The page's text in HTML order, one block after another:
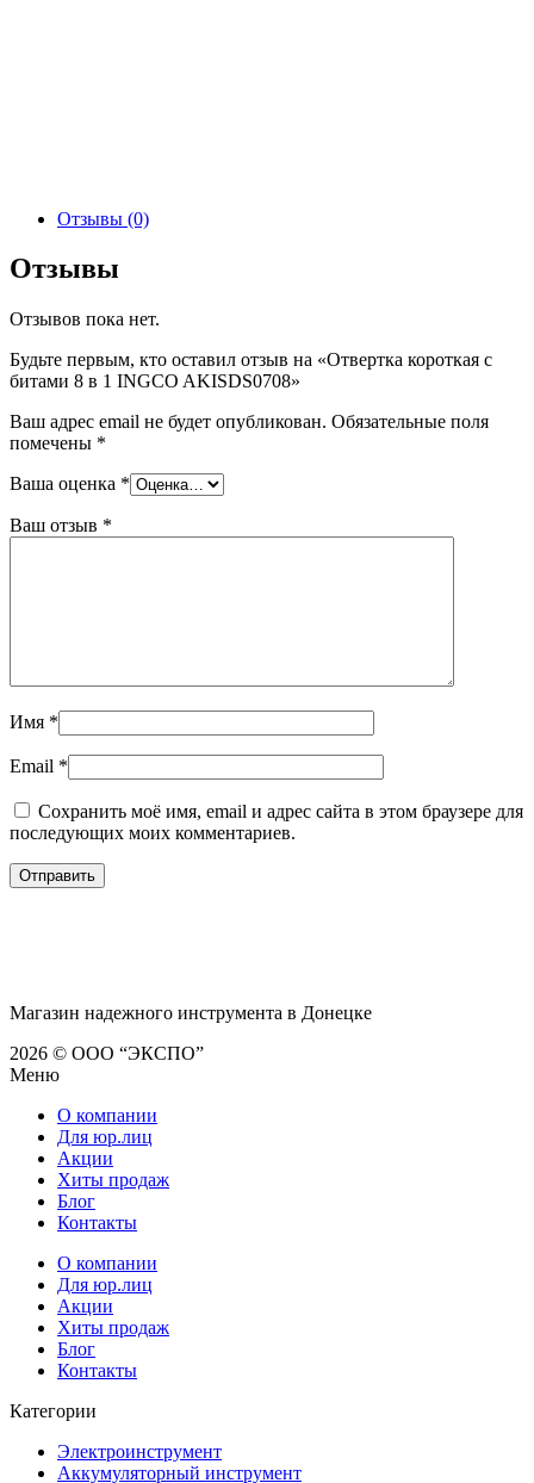
Отзывы (0)
Отзывы
Отзывов пока нет.
Будьте первым, кто оставил отзыв на «Отверткa короткая с
битами 8 в 1 INGCO AKISDS0708»
Ваш адрес email не будет опубликован. Обязательные поля
помечены *
Ваша оценка *
Ваш отзыв *
Имя *
Email *
Сохранить моё имя, email и адрес сайта в этом браузере для
последующих моих комментариев.
Магазин надежного инструмента в Донецке
2026 © ООО “ЭКСПО”
Меню
О компании
Для юр.лиц
Акции
Хиты продаж
Блог
Контакты
О компании
Для юр.лиц
Акции
Хиты продаж
Блог
Контакты
Категории
Электроинструмент
Аккумуляторный инструмент